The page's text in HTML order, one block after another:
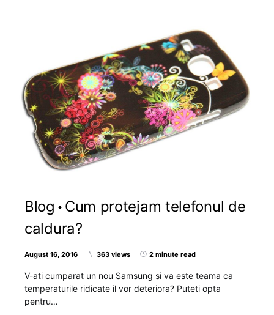
Blog
Cum protejam telefonul de
caldura?
August 16, 2016 363 views 2 minute read
V-ati cumparat un nou Samsung si va este teama ca
temperaturile ridicate il vor deteriora? Puteti opta
pentru…